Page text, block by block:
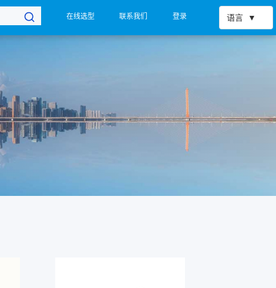
在线选型 联系我们 登录 语言